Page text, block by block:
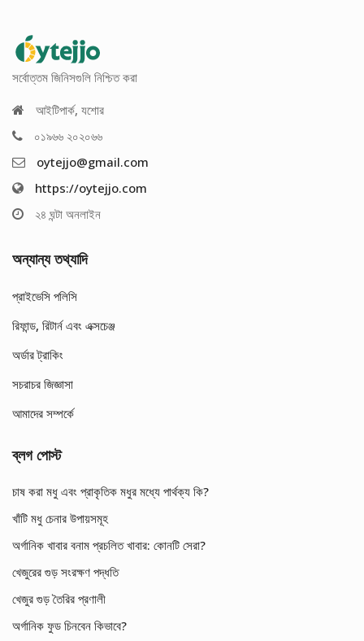
সর্বোত্তম জিনিসগুলি নিশ্চিত করা
আইটিপার্ক, যশোর
০১৯৬৬ ২০২০৬৬
oytejjo@gmail.com
https://oytejjo.com
২৪ ঘন্টা অনলাইন
অন্যান্য তথ্যাদি
প্রাইভেসি পলিসি
রিফান্ড, রিটার্ন এবং এক্সচেঞ্জ
অর্ডার ট্রাকিং
সচরাচর জিজ্ঞাসা
আমাদের সম্পর্কে
ব্লগ পোস্ট
চাষ করা মধু এবং প্রাকৃতিক মধুর মধ্যে পার্থক্য কি?
খাঁটি মধু চেনার উপায়সমূহ
অর্গানিক খাবার বনাম প্রচলিত খাবার: কোনটি সেরা?
খেজুরের গুড় সংরক্ষণ পদ্ধতি
খেজুর গুড় তৈরির প্রণালী
অর্গানিক ফুড চিনবেন কিভাবে?